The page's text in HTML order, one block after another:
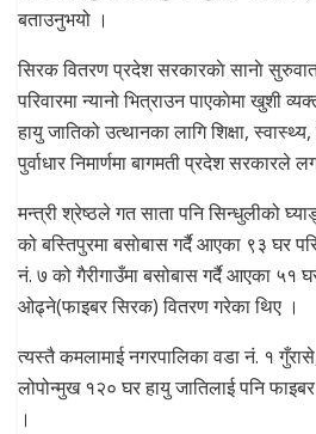
बताउनुभयो ।
सिरक वितरण प्रदेश सरकारकाे सानाे
परिवारमा न्यानो भित्राउन पाएकाेमा खुशी
हायु जातिको उत्थानका लागि शिक्षा,
पुर्वाधार निमार्णमा बागमती प्रदेश सरकारले
मन्त्री श्रेष्ठले गत साता पनि सिन्धुलीको
को बस्तिपुरमा बसाेबास गर्दै आएका ९३ घर
नं. ७ को गैरीगाउँमा बसोबास गर्दै आएका ५१
ओढ्ने(फाइबर सिरक) वितरण गरेका थिए ।
त्यस्तै कमलामाई नगरपालिका वडा नं. १
लोपोन्मुख १२० घर हायु जातिलाई पनि
।